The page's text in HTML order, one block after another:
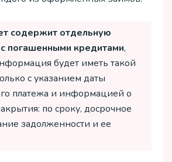
содержит отдельную
погашенными кредитами,
будет иметь такой
с указанием даты
платежа и информацией о
по сроку, досрочное
задолженности и ее